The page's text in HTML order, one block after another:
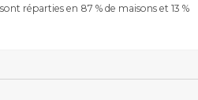
réparties en 87 % de maisons et 13 %